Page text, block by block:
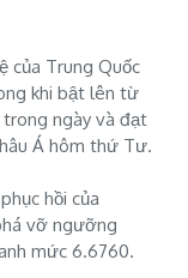
của Trung Quốc
khi bật lên từ
ngày và đạt
Á hôm thứ Tư.
hồi của
vỡ ngưỡng
mức 6.6760.